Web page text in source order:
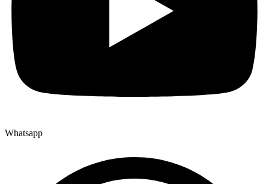
Whatsapp